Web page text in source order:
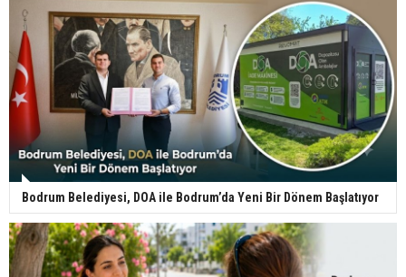
Bodrum Belediyesi, DOA ile Bodrum’da Yeni Bir Dönem Başlatıyor